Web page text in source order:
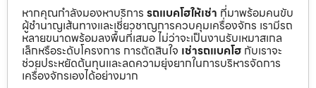
หากคุณกำลังมองหาบริการ รถแบคโฮให้เช่า ที่มาพร้อมคนขับ
ผู้ชำนาญเส้นทางและเชี่ยวชาญการควบคุมเครื่องจักร เรามีรถ
หลายขนาดพร้อมลงพื้นที่เสมอ ไม่ว่าจะเป็นงานรับเหมาสเกล
เล็กหรือระดับโครงการ การตัดสินใจ เช่ารถแบคโฮ กับเราจะ
ช่วยประหยัดต้นทุนและลดความยุ่งยากในการบริหารจัดการ
เครื่องจักรเองได้อย่างมาก